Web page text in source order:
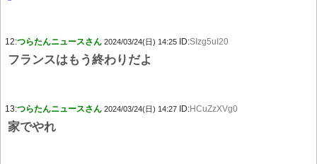
12:つらたんニュースさん 2024/03/24(日) 14:25 ID:SIzg5uI20
フランスはもう終わりだよ
13:つらたんニュースさん 2024/03/24(日) 14:27 ID:HCuZzXVg0
家でやれ